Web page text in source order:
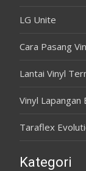
LG Unite
Cara Pasang
Lantai Vinyl
Vinyl Lapangan
Taraflex
Kategori